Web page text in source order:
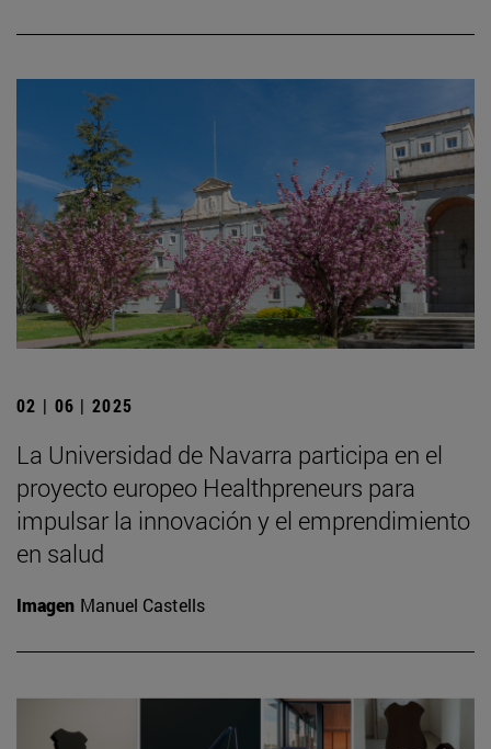
02 | 06 | 2025
La Universidad de Navarra participa en el
proyecto europeo Healthpreneurs para
impulsar la innovación y el emprendimiento
en salud
Imagen Manuel Castells